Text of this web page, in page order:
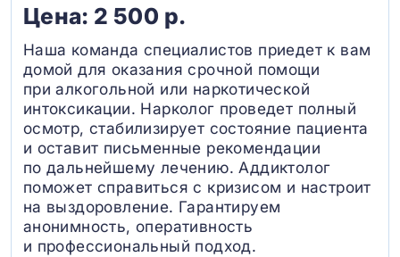
Цена: 2 500 р.
Наша команда специалистов приедет к вам
домой для оказания срочной помощи
при алкогольной или наркотической
интоксикации. Нарколог проведет полный
осмотр, стабилизирует состояние пациента
и оставит письменные рекомендации
по дальнейшему лечению. Аддиктолог
поможет справиться с кризисом и настроит
на выздоровление. Гарантируем
анонимность, оперативность
и профессиональный подход.